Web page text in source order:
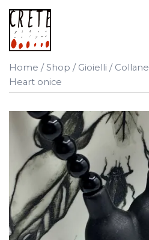
Vai
contenuto
Home /Shop / Gioielli / Collane
Heart onice